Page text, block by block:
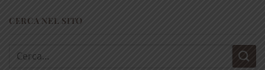
CERCA NEL SITO
Cerca: